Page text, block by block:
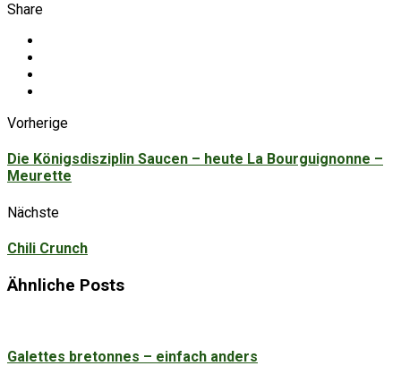
Share
Vorherige
Die Königsdisziplin Saucen – heute La Bourguignonne –
Meurette
Nächste
Chili Crunch
Ähnliche Posts
Galettes bretonnes – einfach anders